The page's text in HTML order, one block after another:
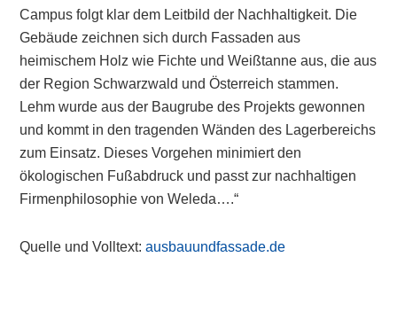
Campus folgt klar dem Leitbild der Nachhaltigkeit. Die
Gebäude zeichnen sich durch Fassaden aus
heimischem Holz wie Fichte und Weißtanne aus, die aus
der Region Schwarzwald und Österreich stammen.
Lehm wurde aus der Baugrube des Projekts gewonnen
und kommt in den tragenden Wänden des Lagerbereichs
zum Einsatz. Dieses Vorgehen minimiert den
ökologischen Fußabdruck und passt zur nachhaltigen
Firmenphilosophie von Weleda….“
Quelle und Volltext:ausbauundfassade.de